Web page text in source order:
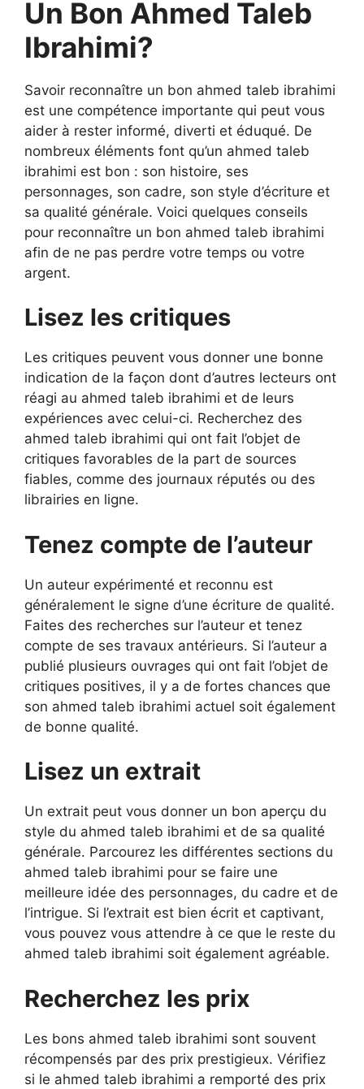
Un Bon Ahmed Taleb
Ibrahimi?
Savoir reconnaître un bon ahmed taleb ibrahimi
est une compétence importante qui peut vous
aider à rester informé, diverti et éduqué. De
nombreux éléments font qu’un ahmed taleb
ibrahimi est bon : son histoire, ses
personnages, son cadre, son style d’écriture et
sa qualité générale. Voici quelques conseils
pour reconnaître un bon ahmed taleb ibrahimi
afin de ne pas perdre votre temps ou votre
argent.
Lisez les critiques
Les critiques peuvent vous donner une bonne
indication de la façon dont d’autres lecteurs ont
réagi au ahmed taleb ibrahimi et de leurs
expériences avec celui-ci. Recherchez des
ahmed taleb ibrahimi qui ont fait l’objet de
critiques favorables de la part de sources
fiables, comme des journaux réputés ou des
librairies en ligne.
Tenez compte de l’auteur
Un auteur expérimenté et reconnu est
généralement le signe d’une écriture de qualité.
Faites des recherches sur l’auteur et tenez
compte de ses travaux antérieurs. Si l’auteur a
publié plusieurs ouvrages qui ont fait l’objet de
critiques positives, il y a de fortes chances que
son ahmed taleb ibrahimi actuel soit également
de bonne qualité.
Lisez un extrait
Un extrait peut vous donner un bon aperçu du
style du ahmed taleb ibrahimi et de sa qualité
générale. Parcourez les différentes sections du
ahmed taleb ibrahimi pour se faire une
meilleure idée des personnages, du cadre et de
l’intrigue. Si l’extrait est bien écrit et captivant,
vous pouvez vous attendre à ce que le reste du
ahmed taleb ibrahimi soit également agréable.
Recherchez les prix
Les bons ahmed taleb ibrahimi sont souvent
récompensés par des prix prestigieux. Vérifiez
si le ahmed taleb ibrahimi a remporté des prix